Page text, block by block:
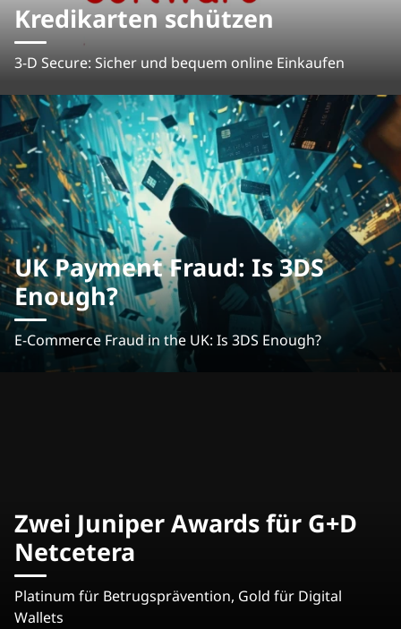
Kredikarten schützen
3-D Secure: Sicher und bequem online Einkaufen
UK Payment Fraud: Is 3DS
Enough?
E-Commerce Fraud in the UK: Is 3DS Enough?
Zwei Juniper Awards für G+D
Netcetera
Platinum für Betrugsprävention, Gold für Digital
Wallets